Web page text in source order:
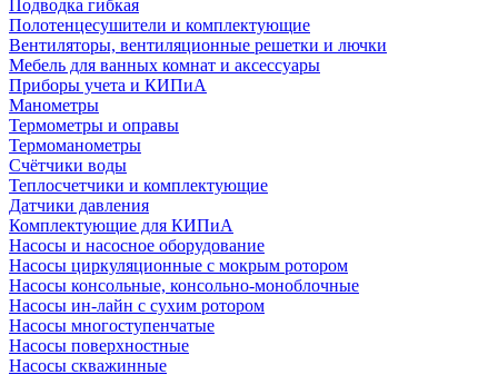
Подводка гибкая
Полотенцесушители и комплектующие
Вентиляторы, вентиляционные решетки и лючки
Мебель для ванных комнат и аксессуары
Приборы учета и КИПиА
Манометры
Термометры и оправы
Термоманометры
Счётчики воды
Теплосчетчики и комплектующие
Датчики давления
Комплектующие для КИПиА
Насосы и насосное оборудование
Насосы циркуляционные с мокрым ротором
Насосы консольные, консольно-моноблочные
Насосы ин-лайн с сухим ротором
Насосы многоступенчатые
Насосы поверхностные
Насосы скважинные